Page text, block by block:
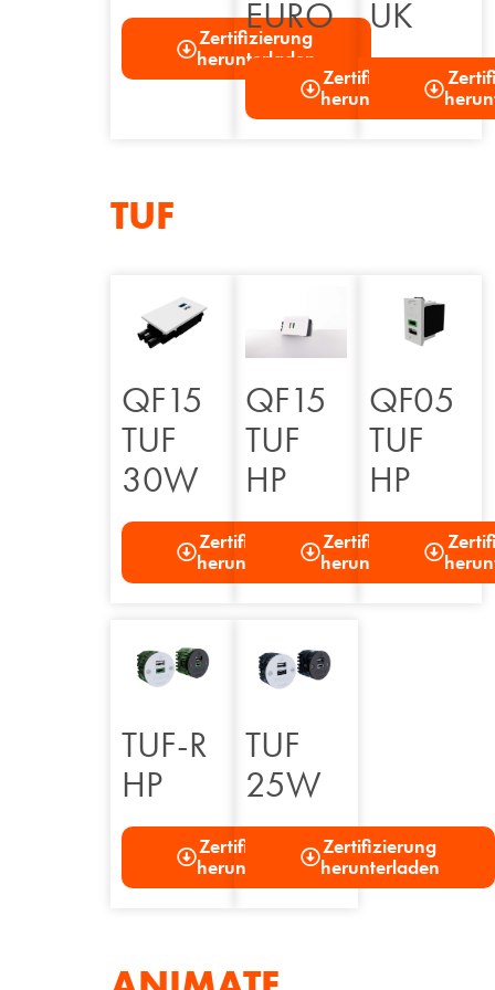
Zertifizierung
herunterladen
EURO
Zertifizierung
herunterladen
UK
TUF
QF15
TUF
30W
Zertifizierung
herunterladen
QF15
TUF
HP
Zertifizierung
herunterladen
QF05
TUF
HP
TUF-R
HP
Zertifizierung
herunterladen
TUF
25W
Zertifizierung
herunterladen